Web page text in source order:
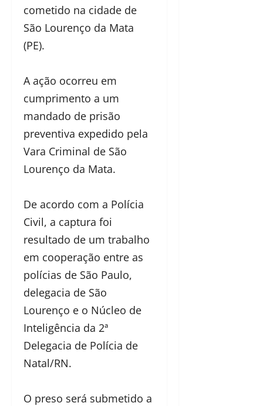
cometido na cidade de
São Lourenço da Mata
(PE).
A ação ocorreu em
cumprimento a um
mandado de prisão
preventiva expedido pela
Vara Criminal de São
Lourenço da Mata.
De acordo com a Polícia
Civil, a captura foi
resultado de um trabalho
em cooperação entre as
polícias de São Paulo,
delegacia de São
Lourenço e o Núcleo de
Inteligência da 2ª
Delegacia de Polícia de
Natal/RN.
O preso será submetido a